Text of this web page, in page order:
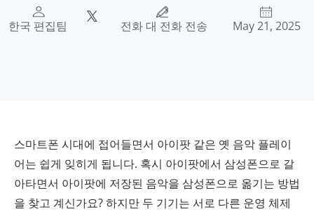
한국 편집팀 전화 대 전화 전송 May 21, 2025
스마트폰 시대에 접어들면서 아이팟 같은 옛 음악 플레이
어는 쉽게 잊히게 됩니다. 혹시 아이팟에서 삼성폰으로 갈
아타면서 아이팟에 저장된 음악을 삼성폰으로 옮기는 방법
을 찾고 계신가요? 하지만 두 기기는 서로 다른 운영 체제